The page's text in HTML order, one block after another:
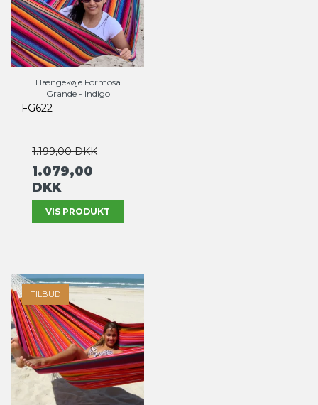
Hængekøje Formosa
Grande - Indigo
FG622
1.199,00 DKK
1.079,00
DKK
VIS PRODUKT
TILBUD